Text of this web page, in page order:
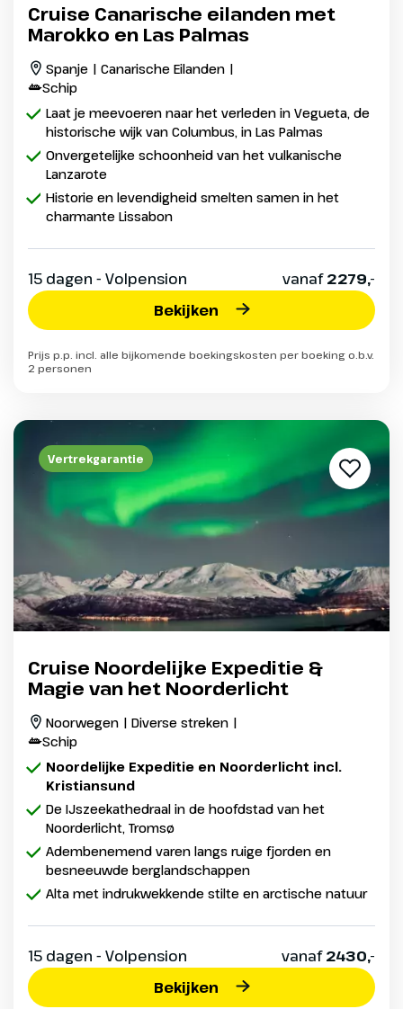
Cruise Canarische eilanden met
Marokko en Las Palmas
Spanje | Canarische Eilanden |
Schip
Laat je meevoeren naar het verleden in Vegueta, de
historische wijk van Columbus, in Las Palmas
Onvergetelijke schoonheid van het vulkanische
Lanzarote
Historie en levendigheid smelten samen in het
charmante Lissabon
15 dagen - Volpension vanaf2279,-
Bekijken
Prijs p.p. incl. alle bijkomende boekingskosten per boeking o.b.v.
2 personen
Vertrekgarantie
Cruise Noordelijke Expeditie &
Magie van het Noorderlicht
Noorwegen | Diverse streken |
Schip
Noordelijke Expeditie en Noorderlicht incl.
Kristiansund
De IJszeekathedraal in de hoofdstad van het
Noorderlicht, Tromsø
Adembenemend varen langs ruige fjorden en
besneeuwde berglandschappen
Alta met indrukwekkende stilte en arctische natuur
15 dagen - Volpension vanaf2430,-
Bekijken